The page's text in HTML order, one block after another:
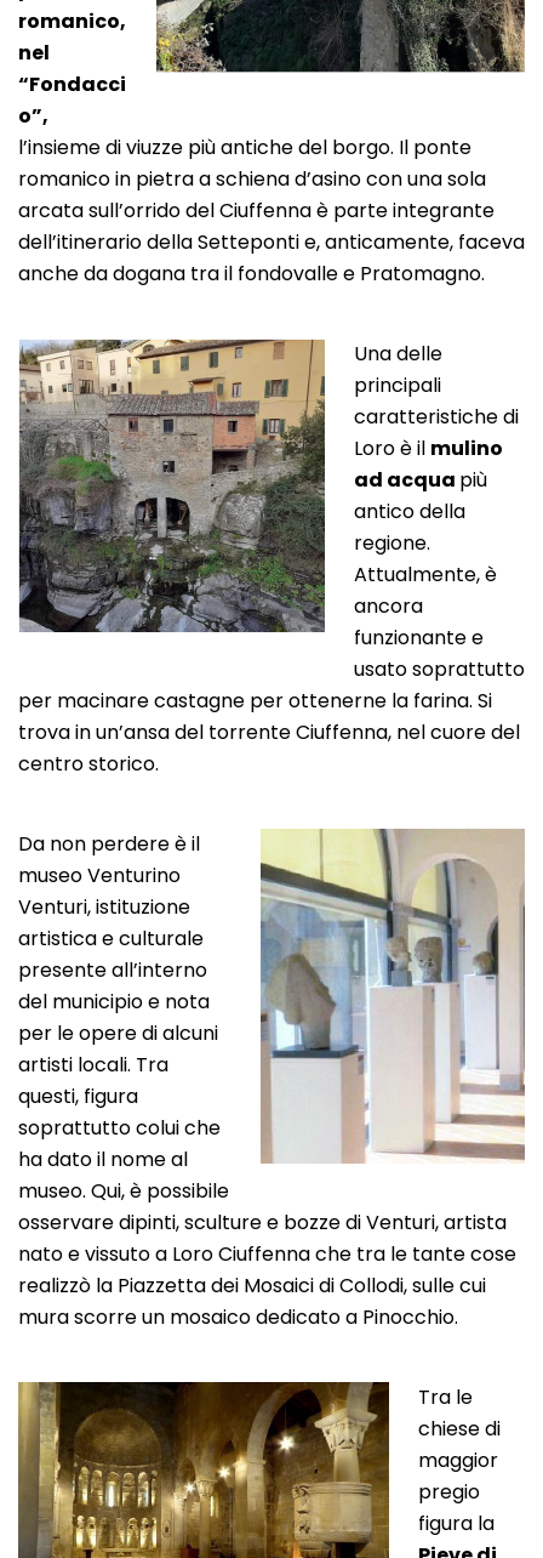
romanico,
nel
“Fondacci
o”,
l’insieme di viuzze più antiche del borgo. Il ponte
romanico in pietra a schiena d’asino con una sola
arcata sull’orrido del Ciuffenna è parte integrante
dell’itinerario della Setteponti e, anticamente, faceva
anche da dogana tra il fondovalle e Pratomagno.
Una delle
principali
caratteristiche di
Loro è il mulino
ad acqua più
antico della
regione.
Attualmente, è
ancora
funzionante e
usato soprattutto
per macinare castagne per ottenerne la farina. Si
trova in un’ansa del torrente Ciuffenna, nel cuore del
centro storico.
Da non perdere è il
museo Venturino
Venturi, istituzione
artistica e culturale
presente all’interno
del municipio e nota
per le opere di alcuni
artisti locali. Tra
questi, figura
soprattutto colui che
ha dato il nome al
museo. Qui, è possibile
osservare dipinti, sculture e bozze di Venturi, artista
nato e vissuto a Loro Ciuffenna che tra le tante cose
realizzò la Piazzetta dei Mosaici di Collodi, sulle cui
mura scorre un mosaico dedicato a Pinocchio.
Tra le
chiese di
maggior
pregio
figura la